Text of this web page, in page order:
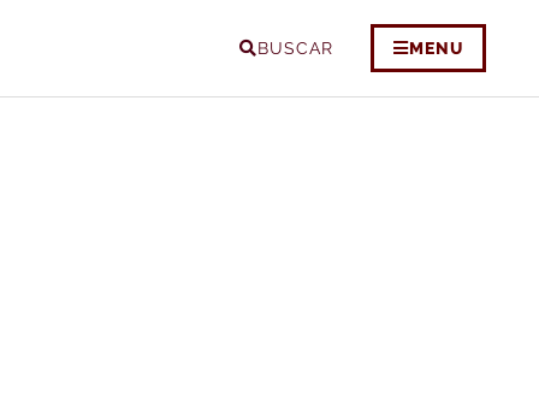
BUSCAR MENU